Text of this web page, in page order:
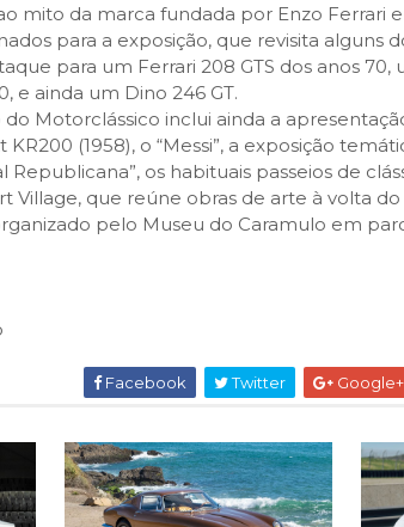
mito da marca fundada por Enzo Ferrari
para a exposição, que revisita alguns
para um Ferrari 208 GTS dos anos 70,
e ainda um Dino 246 GT.
do Motorclássico inclui ainda a
(1958), o “Messi”, a exposição
Republicana”, os habituais passeios de
Village, que reúne obras de arte à volta
pelo Museu do Caramulo em
Facebook Twitter Google+